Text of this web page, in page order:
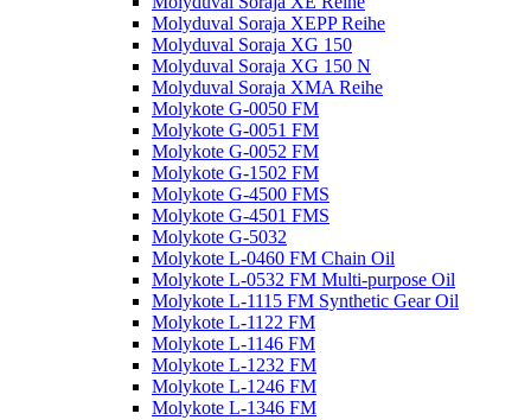
Molyduval Soraja XEPP Reihe
Molyduval Soraja XG 150
Molyduval Soraja XG 150 N
Molyduval Soraja XMA Reihe
Molykote G-0050 FM
Molykote G-0051 FM
Molykote G-0052 FM
Molykote G-1502 FM
Molykote G-4500 FMS
Molykote G-4501 FMS
Molykote G-5032
Molykote L-0460 FM Chain Oil
Molykote L-0532 FM Multi-purpose Oil
Molykote L-1115 FM Synthetic Gear Oil
Molykote L-1122 FM
Molykote L-1146 FM
Molykote L-1232 FM
Molykote L-1246 FM
Molykote L-1346 FM